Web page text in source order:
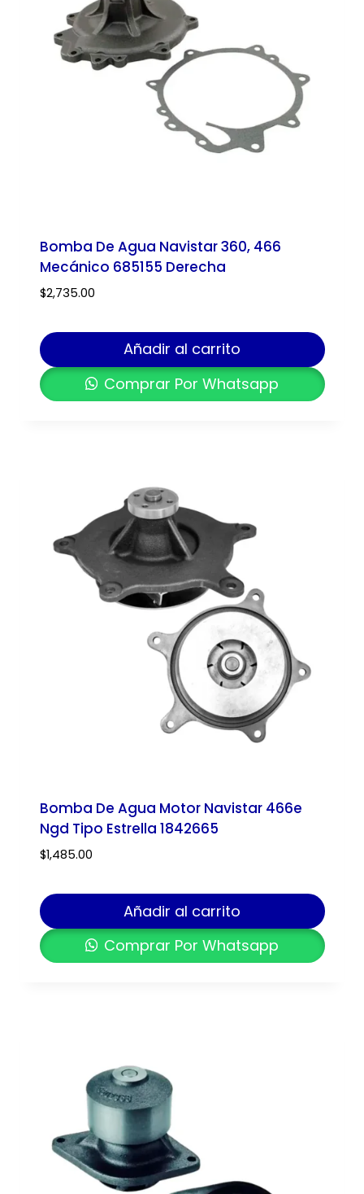
Bomba De Agua Navistar 360, 466
Mecánico 685155 Derecha
$2,735.00
Añadir al carrito
Comprar Por Whatsapp
Bomba De Agua Motor Navistar 466e
Ngd Tipo Estrella 1842665
$1,485.00
Añadir al carrito
Comprar Por Whatsapp